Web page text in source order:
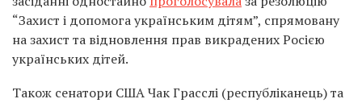
“Захист і допомога українським дітям”, спрямовану
на захист та відновлення прав викрадених Росією
українських дітей.
Також сенатори США Чак Грасслі (республіканець) та